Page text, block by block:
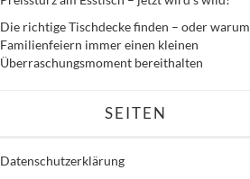
Die richtige Tischdecke finden – oder warum
Familienfeiern immer einen kleinen
Überraschungsmoment bereithalten
SEITEN
Datenschutzerklärung